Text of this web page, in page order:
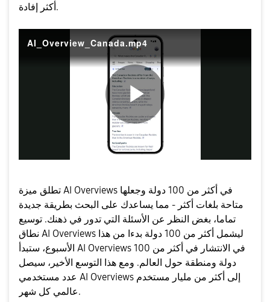
أكثر إفادة.
AI_Overview_Canada.mp4
P
l
a
تطلق ميزة AI Overviews في أكثر من 100 دولة وجعلها
متاحة بلغات أكثر - مما يساعدك على البحث بطريقة جديدة
تماما، بغض النظر عن الأسئلة التي تدور في ذهنك. توسيع
نطاق AI Overviews ليشمل أكثر من 100 دولة بدءا من هذا
الأسبوع، ستبدأ AI Overviews في الانتشار في أكثر من 100
دولة ومنطقة حول العالم. ومع هذا التوسع الأخير، سيصل
عدد مستخدمي AI Overviews إلى أكثر من مليار مستخدم
عالمي كل شهر.